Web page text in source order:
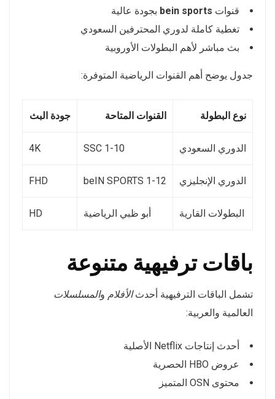
قنوات bein sports بجودة عالية
تغطية كاملة لدوري المحترفين السعودي
بث مباشر لأهم البطولات الأوروبية
جدول يوضح أهم القنوات الرياضية المتوفرة:
نوع البطولة القنوات المتاحة جودة البث
الدوري السعودي SSC 1-10
4K
الدوري الإنجليزي beIN SPORTS 1-12
FHD
البطولات القارية أبو ظبي الرياضية HD
باقات ترفيهية متنوعة
تشمل الباقات الترفيهية أحدثالأفلام والمسلسلات
العالمية والعربية:
أحدث إنتاجات Netflix الأصلية
عروض HBO الحصرية
محتوى OSN المتميز